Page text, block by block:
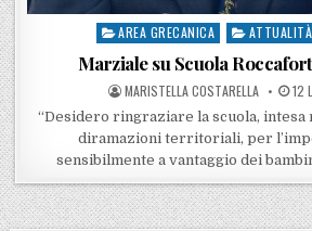
Posted in
AREA GRECANICA
Marziale su Scuola
POSTED BY
MARISTELLA COSTARELLA 12
“Desidero ringraziare la scuola,
diramazioni territoriali, per
sensibilmente a vantaggio dei